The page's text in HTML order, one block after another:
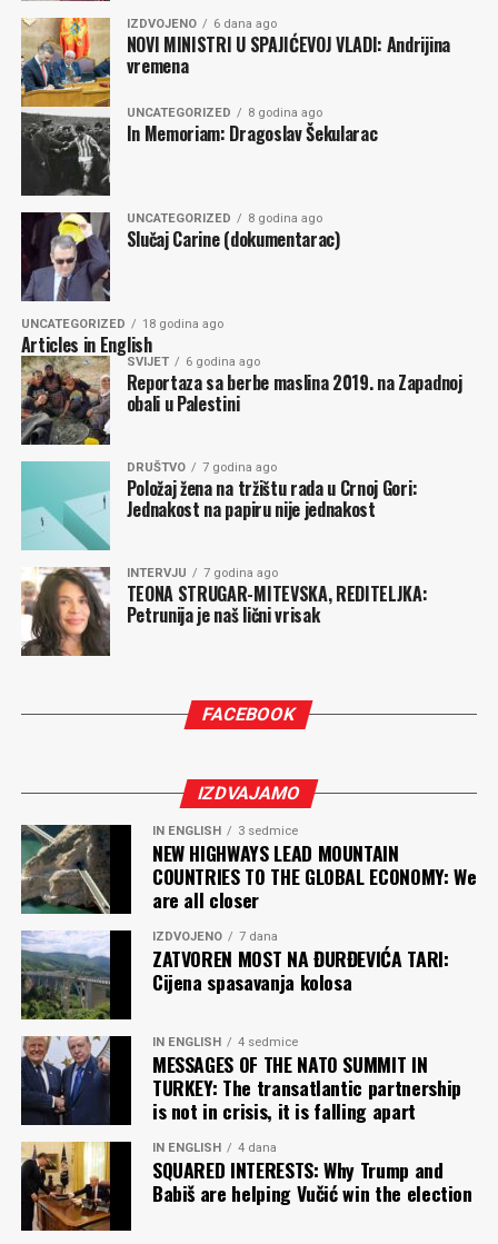
Valjda se i oni vode ovom Đukanovićevom filozofijom
„istorija će me pozitivno pamtiti“. Višedecenijski vođa,
saopšteno je, radi na knjizi o sebi. Svojevremeno je izjavio
da će ga istorija „pravilno vrednovati“, podsjećajući da je
tokom njegovih godina na vlasti između ostalog „Crna
Gora pošteđena razaranja tokom NATO bombardovanja
SRJ 1999, mirnim putem obnovljena nezavisnost države,
uvedena u Alijansu i u predvorje EU“. Ostale „sitnice“,
poput, sedmogodišnjeg druženja s Miloševićem, ratnih
zločina, poharane ekonomije, obračuna sa kritičarima…
Aktuelna vlast, sve su prilike, isto tako računa da će ih
istorija pamtiti jer su zemlju uveli u EU. To što će ih
tamo, iz pretežno svojih interesa ugurati Brisel, to ćemo
IZDVOJENO 6 dana ago
NOVI MINISTRI U SPAJIĆEVOJ VLADI: Andrijina
vremena
UNCATEGORIZED 8 godina ago
In Memoriam: Dragoslav Šekularac
UNCATEGORIZED 8 godina ago
Slučaj Carine (dokumentarac)
UNCATEGORIZED 18 godina ago
Articles in English
SVIJET 6 godina ago
Reportaza sa berbe maslina 2019. na Zapadnoj
obali u Palestini
DRUŠTVO 7 godina ago
Položaj žena na tržištu rada u Crnoj Gori:
Jednakost na papiru nije jednakost
INTERVJU 7 godina ago
TEONA STRUGAR-MITEVSKA, REDITELJKA:
Petrunija je naš lični vrisak
FACEBOOK
IZDVAJAMO
IN ENGLISH 3 sedmice
NEW HIGHWAYS LEAD MOUNTAIN
COUNTRIES TO THE GLOBAL ECONOMY: We
are all closer
IZDVOJENO 7 dana
ZATVOREN MOST NA ĐURĐEVIĆA TARI:
Cijena spasavanja kolosa
IN ENGLISH 4 sedmice
MESSAGES OF THE NATO SUMMIT IN
TURKEY: The transatlantic partnership
is not in crisis, it is falling apart
IN ENGLISH 4 dana
SQUARED INTERESTS: Why Trump and
Babiš are helping Vučić win the election